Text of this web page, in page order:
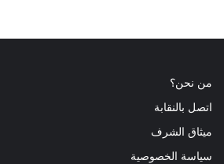
من نحن؟
اتصل بالنقابة
ميثاق الشرف
سياسة الخصوصية